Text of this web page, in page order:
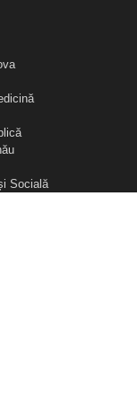
Socială